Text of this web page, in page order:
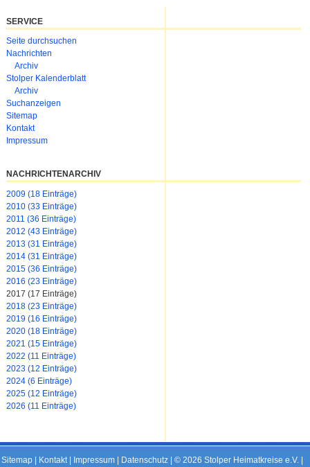
zur
Mithilfe
SERVICE
Navigation
überspringen
Seite durchsuchen
Nachrichten
Archiv
Stolper Kalenderblatt
Archiv
Suchanzeigen
Sitemap
Kontakt
Impressum
NACHRICHTENARCHIV
2009 (18 Einträge)
2010 (33 Einträge)
2011 (36 Einträge)
2012 (43 Einträge)
2013 (31 Einträge)
2014 (31 Einträge)
2015 (36 Einträge)
2016 (23 Einträge)
2017 (17 Einträge)
2018 (23 Einträge)
2019 (16 Einträge)
2020 (18 Einträge)
2021 (15 Einträge)
2022 (11 Einträge)
2023 (12 Einträge)
2024 (6 Einträge)
2025 (12 Einträge)
2026 (11 Einträge)
Sitemap| Kontakt| Impressum| Datenschutz| © 2026 Stolper Heimatkreise e.V. |